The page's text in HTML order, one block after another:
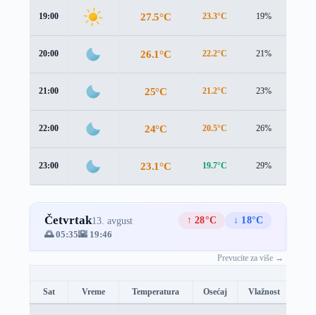
19:00 27.5°C 23.3°C 19%
20:00 26.1°C 22.2°C 21%
21:00 25°C 21.2°C 23%
22:00 24°C 20.5°C 26%
23:00 23.1°C 19.7°C 29%
Četvrtak13. avgust ↑ 28°C
↓ 18°C
🌅 05:35🌇 19:46
Prevucite za više →
Sat Vreme Temperatura Osećaj Vlažnost